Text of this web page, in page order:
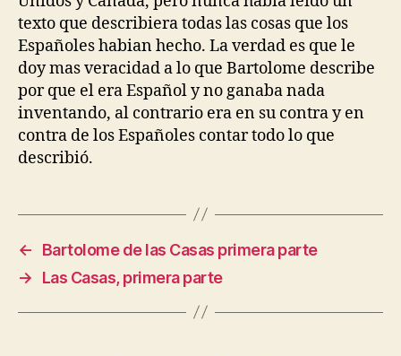
texto que describiera todas las cosas que los
Españoles habian hecho. La verdad es que le
doy mas veracidad a lo que Bartolome describe
por que el era Español y no ganaba nada
inventando, al contrario era en su contra y en
contra de los Españoles contar todo lo que
describió.
←
Bartolome de las Casas primera parte
→
Las Casas, primera parte